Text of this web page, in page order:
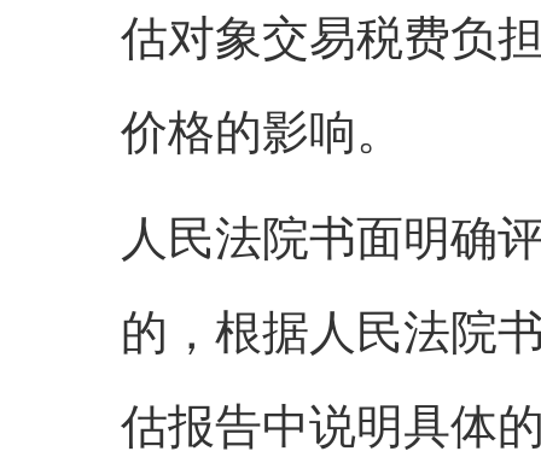
估对象交易税费负
价格的影响。
人民法院书面明确
的，根据人民法院
估报告中说明具体